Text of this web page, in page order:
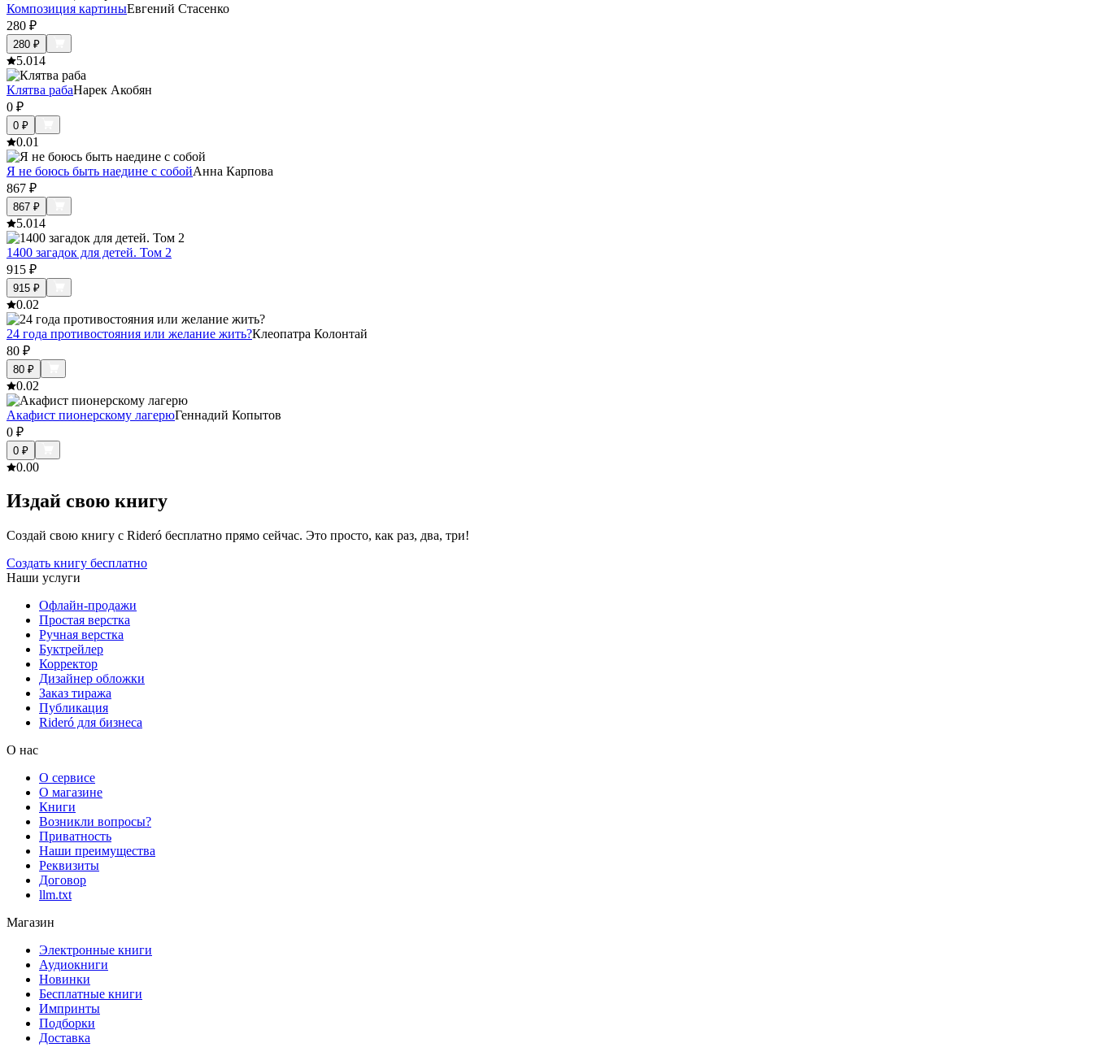
Композиция картиныЕвгений Стасенко
280 ₽
280 ₽
5.014
Клятва рабаНарек Акобян
0 ₽
0 ₽
0.01
Я не боюсь быть наедине с собойАнна Карпова
867 ₽
867 ₽
5.014
1400 загадок для детей. Том 2
915 ₽
915 ₽
0.02
24 года противостояния или желание жить?Клеопатра Колонтай
80 ₽
80 ₽
0.02
Акафист пионерскому лагерюГеннадий Копытов
0 ₽
0 ₽
0.00
Издай свою книгу
Создай свою книгу с Rideró бесплатно прямо сейчас. Это просто, как раз, два, три!
Создать книгу бесплатно
Наши услуги
Офлайн-продажи
Простая верстка
Ручная верстка
Буктрейлер
Корректор
Дизайнер обложки
Заказ тиража
Публикация
Rideró для бизнеса
О нас
О сервисе
О магазине
Книги
Возникли вопросы?
Приватность
Наши преимущества
Реквизиты
Договор
llm.txt
Магазин
Электронные книги
Аудиокниги
Новинки
Бесплатные книги
Импринты
Подборки
Доставка